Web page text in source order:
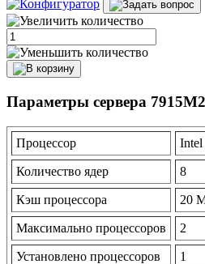
Параметры сервера
Процессор Intel
Количество ядер 8
Кэш процессора 20
Максимально процессоров 2
Установлено процессоров 1